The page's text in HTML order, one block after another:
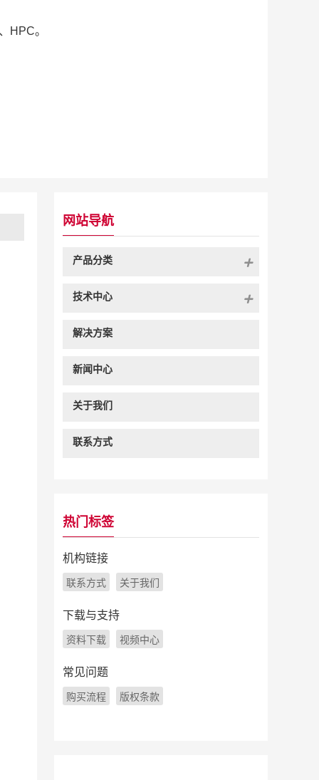
HPC。
网站导航
产品分类
技术中心
解决方案
新闻中心
关于我们
联系方式
热门标签
机构链接
联系方式 关于我们
下载与支持
资料下载 视频中心
常见问题
购买流程 版权条款